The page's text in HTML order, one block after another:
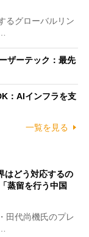
るグローバルリン
ザーテック：最先
：AIインフラを支
一覧を見る
はどう対応するの
蒸留を行う中国
田代尚機氏のプレ